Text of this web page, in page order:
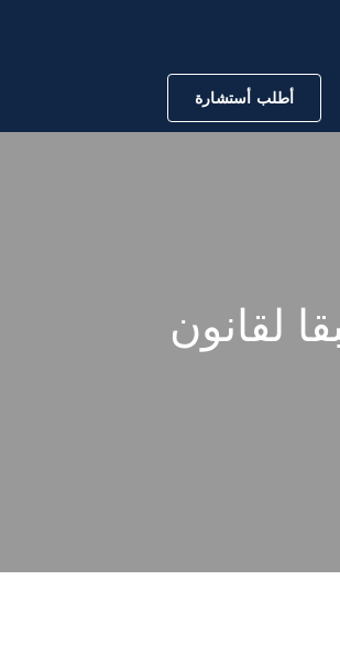
أطلب أستشارة
لقانون